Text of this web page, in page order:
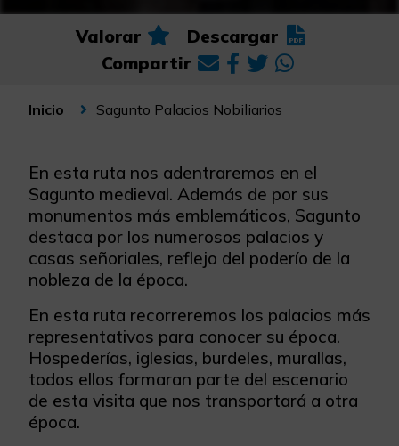
Valorar
Descargar
Compartir
Inicio Sagunto Palacios Nobiliarios
En esta ruta nos adentraremos en el
Sagunto medieval. Además de por sus
monumentos más emblemáticos, Sagunto
destaca por los numerosos palacios y
casas señoriales, reflejo del poderío de la
nobleza de la época.
En esta ruta recorreremos los palacios más
representativos para conocer su época.
Hospederías, iglesias, burdeles, murallas,
todos ellos formaran parte del escenario
de esta visita que nos transportará a otra
época.